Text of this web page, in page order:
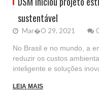
sustentável
Mar�o 29, 2021
No Brasil e no mundo, a
reduzir os custos
inteligente e soluções
LEIA MAIS